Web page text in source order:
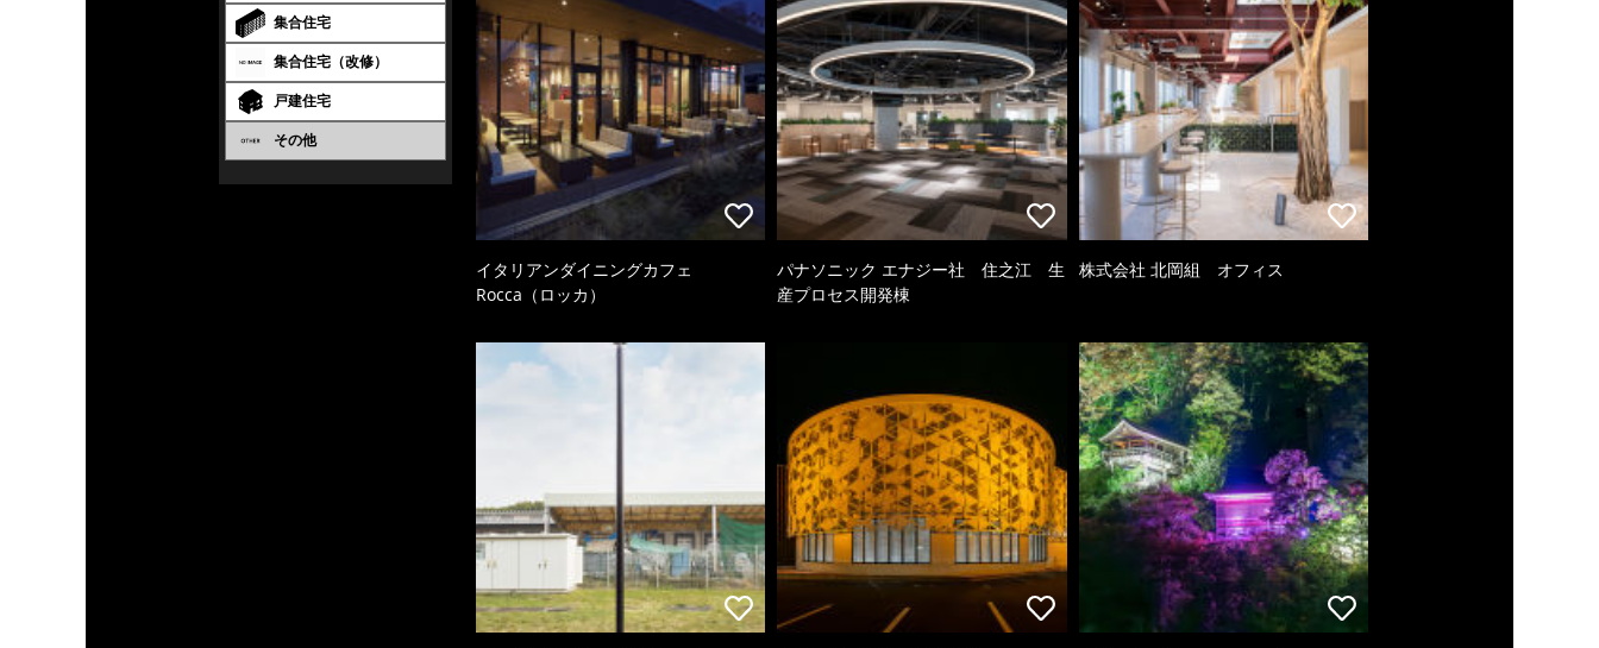
集合住宅
集合住宅（改修）
戸建住宅
その他
イタリアンダイニングカフェ
Rocca（ロッカ）
パナソニック エナジー社 住之江 生
産プロセス開発棟
株式会社 北岡組 オフィス